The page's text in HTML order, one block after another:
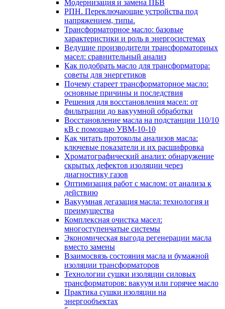
Модернизация и замена ПБВ
РПН. Переключающие устройства под
напряжением, типы.
Трансформаторное масло: базовые
характеристики и роль в энергосистемах
Ведущие производители трансформаторных
масел: сравнительный анализ
Как подобрать масло для трансформатора:
советы для энергетиков
Почему стареет трансформаторное масло:
основные причины и последствия
Решения для восстановления масел: от
фильтрации до вакуумной обработки
Восстановление масла на подстанции 110/10
кВ с помощью УВМ-10-10
Как читать протоколы анализов масла:
ключевые показатели и их расшифровка
Хроматографический анализ: обнаружение
скрытых дефектов изоляции через
диагностику газов
Оптимизация работ с маслом: от анализа к
действию
Вакуумная дегазация масла: технология и
преимущества
Комплексная очистка масел:
многоступенчатые системы
Экономическая выгода регенерации масла
вместо замены
Взаимосвязь состояния масла и бумажной
изоляции трансформаторов
Технологии сушки изоляции силовых
трансформаторов: вакуум или горячее масло
Практика сушки изоляции на
энергообъектах